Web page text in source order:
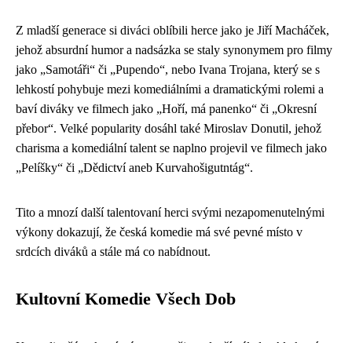
Z mladší generace si diváci oblíbili herce jako je Jiří Macháček,
jehož absurdní humor a nadsázka se staly synonymem pro filmy
jako „Samotáři“ či „Pupendo“, nebo Ivana Trojana, který se s
lehkostí pohybuje mezi komediálními a dramatickými rolemi a
baví diváky ve filmech jako „Hoří, má panenko“ či „Okresní
přebor“. Velké popularity dosáhl také Miroslav Donutil, jehož
charisma a komediální talent se naplno projevil ve filmech jako
„Pelíšky“ či „Dědictví aneb Kurvahošigutntág“.
Tito a mnozí další talentovaní herci svými nezapomenutelnými
výkony dokazují, že česká komedie má své pevné místo v
srdcích diváků a stále má co nabídnout.
Kultovní Komedie Všech Dob